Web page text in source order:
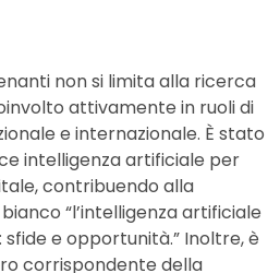
non si limita alla ricerca
attivamente in ruoli di
e internazionale. È stato
intelligenza artificiale per
contribuendo alla
“l’intelligenza artificiale
e opportunità.” Inoltre, è
corrispondente della